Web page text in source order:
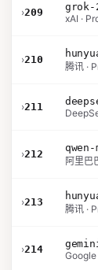
›209
grok-
xAI ·
›210
腾讯 ·
›211
›212
qwen-
阿里巴
›213
腾讯 ·
›214
Google